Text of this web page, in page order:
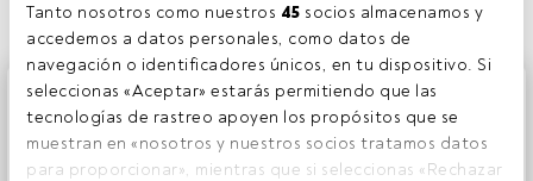
Tanto nosotros como nuestros 45 socios almacenamos y
accedemos a datos personales, como datos de
navegación o identificadores únicos, en tu dispositivo. Si
seleccionas «Aceptar» estarás permitiendo que las
tecnologías de rastreo apoyen los propósitos que se
muestran en «nosotros y nuestros socios tratamos datos
para proporcionar», mientras que si seleccionas «Rechazar
Este es un artículo exclusivo para los usuarios registrados
de FundsPeople. Si ya estás registrado, accede desde el
botón Login. Si aún no tienes cuenta, te invitamos a
registrarte y disfrutar de todo el universo que ofrece